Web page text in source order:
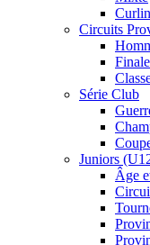
Circuits
Série Club
Juniors
Âge